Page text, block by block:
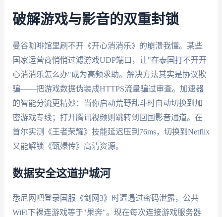
破解游戏与影音的双重封锁
曼谷咖啡馆里刷不开《开心消消乐》的崩溃我懂。某些
国家运营商悄悄过滤游戏UDP端口，让"在泰国打不开开
心消消乐怎么办"成为高频求助。解决方法其实是协议欺
骗——把游戏数据伪装成HTTPS流量骗过审查。加速器
的智能分流更精妙：当你启动荒野乱斗时自动切换到加
密游戏专线；打开腾讯视频则跳转到回国影音通道。在
首尔实测《王者荣耀》技能延迟压到76ms，切换到Netflix
又能解锁《甄嬛传》高清资源。
数据安全这道护城河
悉尼网吧登录国服《剑网3》时遭遇过密码泄露，公共
WiFi下裸连游戏等于"果奔"。现在每次连接游戏服务器